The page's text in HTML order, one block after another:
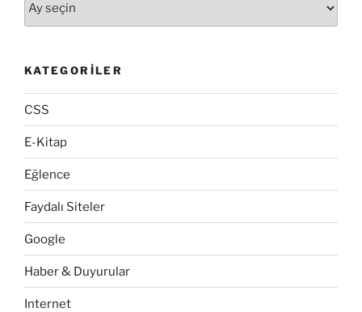
KATEGORILER
CSS
E-Kitap
Eğlence
Faydalı Siteler
Google
Haber & Duyurular
Internet